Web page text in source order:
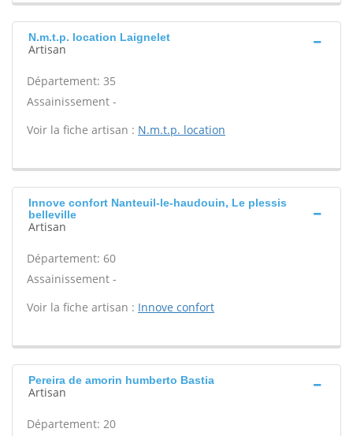
N.m.t.p. location Laignelet
Artisan
Département: 35
Assainissement -
Voir la fiche artisan : N.m.t.p. location
Innove confort Nanteuil-le-haudouin, Le plessis
belleville
Artisan
Département: 60
Assainissement -
Voir la fiche artisan : Innove confort
Pereira de amorin humberto Bastia
Artisan
Département: 20